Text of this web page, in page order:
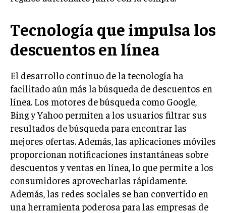
Tecnología que impulsa los
descuentos en línea
El desarrollo continuo de la tecnología ha
facilitado aún más la búsqueda de descuentos en
línea. Los motores de búsqueda como Google,
Bing y Yahoo permiten a los usuarios filtrar sus
resultados de búsqueda para encontrar las
mejores ofertas. Además, las aplicaciones móviles
proporcionan notificaciones instantáneas sobre
descuentos y ventas en línea, lo que permite a los
consumidores aprovecharlas rápidamente.
Además, las redes sociales se han convertido en
una herramienta poderosa para las empresas de